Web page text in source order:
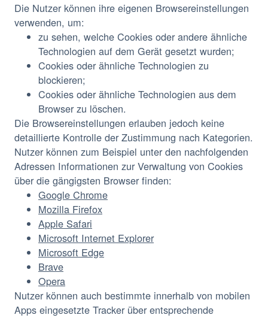
Die Nutzer können ihre eigenen Browsereinstellungen
verwenden, um:
zu sehen, welche Cookies oder andere ähnliche
Technologien auf dem Gerät gesetzt wurden;
Cookies oder ähnliche Technologien zu
blockieren;
Cookies oder ähnliche Technologien aus dem
Browser zu löschen.
Die Browsereinstellungen erlauben jedoch keine
detaillierte Kontrolle der Zustimmung nach Kategorien.
Nutzer können zum Beispiel unter den nachfolgenden
Adressen Informationen zur Verwaltung von Cookies
über die gängigsten Browser finden:
Google Chrome
Mozilla Firefox
Apple Safari
Microsoft Internet Explorer
Microsoft Edge
Brave
Opera
Nutzer können auch bestimmte innerhalb von mobilen
Apps eingesetzte Tracker über entsprechende